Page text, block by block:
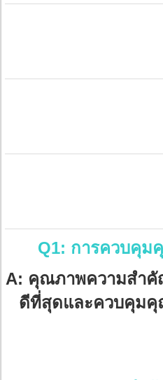
Q1: การควบคุ
A: คุณภาพความสำคั
ดีที่สุดและควบคุมคุ